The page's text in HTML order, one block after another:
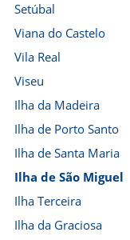
Setúbal
Viana do Castelo
Vila Real
Viseu
Ilha da Madeira
Ilha de Porto Santo
Ilha de Santa Maria
Ilha de São Miguel
Ilha Terceira
Ilha da Graciosa